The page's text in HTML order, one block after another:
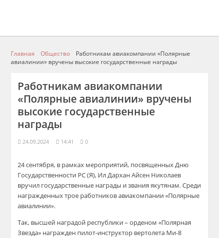
Главная Общество
Работникам авиакомпании «Полярные
авиалинии» вручены высокие государственные награды
Работникам авиакомпании
«Полярные авиалинии» вручены
высокие государственные
награды
24.09.2024 14:41 0
24 сентября, в рамках мероприятий, посвященных Дню
Государственности РС (Я), Ил Дархан Айсен Николаев
вручил государственные награды и звания якутянам. Среди
награжденных трое работников авиакомпании «Полярные
авиалинии».
Так, высшей наградой республики – орденом «Полярная
Звезда» награжден пилот-инструктор вертолета Ми-8